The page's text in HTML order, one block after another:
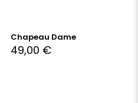
Chapeau Dame
49,00 €